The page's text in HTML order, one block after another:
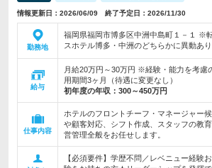
情報更新日：2026/06/09 終了予定日：2026/11/30
勤務地
福岡県福岡市博多区中洲中島町１－１ ※
スホテル博多・中洲のどちらかに異動あ
給与
月給20万円～30万円 ※経験・能力を考
用期間3ヶ月（待遇に変更なし）
初年度の年収： 300～450万円
仕事内容
ホテルのフロントチーフ・マネージャー
や顧客対応、シフト作成、スタッフの教
営管理全般をお任せします。
【必須要件】学歴不問／レベニュー経験